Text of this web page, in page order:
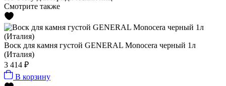
Смотрите также
Воск для камня густой GENERAL Monocera черный 1л
(Италия)
3 414 ₽
В корзину